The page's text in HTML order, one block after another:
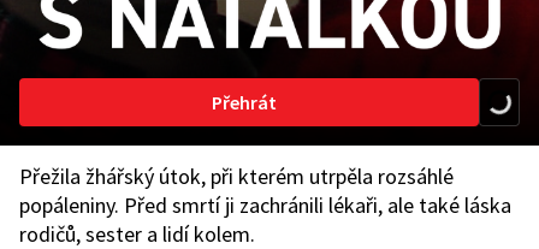
Přehrát
Přežila žhářský útok, při kterém utrpěla rozsáhlé
popáleniny. Před smrtí ji zachránili lékaři, ale také láska
rodičů, sester a lidí kolem.